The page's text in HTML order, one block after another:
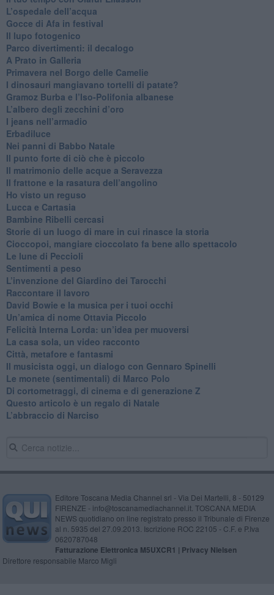
​L’ospedale dell’acqua
​Gocce di Afa in festival
​Il lupo fotogenico
​Parco divertimenti: il decalogo
​A Prato in Galleria
​Primavera nel Borgo delle Camelie
I dinosauri mangiavano tortelli di patate?
​Gramoz Burba e l’Iso-Polifonia albanese
L’albero degli zecchini d’oro
​I jeans nell’armadio
Erbadiluce
Nei panni di Babbo Natale
​Il punto forte di ciò che è piccolo
​Il matrimonio delle acque a Seravezza
​Il frattone e la rasatura dell’angolino
​Ho visto un reguso
Lucca e Cartasia
Bambine Ribelli cercasi
Storie di un luogo di mare in cui rinasce la storia
Cioccopoi, mangiare cioccolato fa bene allo spettacolo
​Le lune di Peccioli
​Sentimenti a peso
​L’invenzione del Giardino dei Tarocchi
​Raccontare il lavoro
David Bowie e la musica per i tuoi occhi
Un’amica di nome Ottavia Piccolo
​Felicità Interna Lorda: un’idea per muoversi
​La casa sola, un video racconto
​Città, metafore e fantasmi
Il musicista oggi, un dialogo con Gennaro Spinelli
Le monete (sentimentali) di Marco Polo
​Di cortometraggi, di cinema e di generazione Z
​Questo articolo è un regalo di Natale
L’abbraccio di Narciso
Editore Toscana Media Channel srl - Via Dei Martelli, 8 - 50129
FIRENZE - info@toscanamediachannel.it. TOSCANA MEDIA
NEWS quotidiano on line registrato presso il Tribunale di Firenze
al n. 5935 del 27.09.2013. Iscrizione ROC 22105 - C.F. e P.Iva
0620787048
Fatturazione Elettronica M5UXCR1 | Privacy Nielsen
Direttore responsabile Marco Migli